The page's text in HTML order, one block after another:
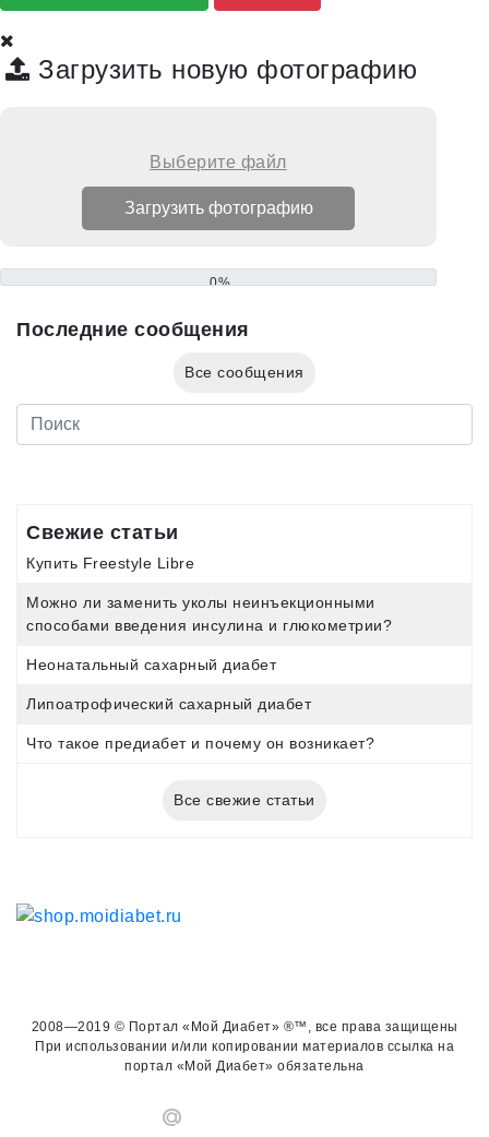
Загрузить новую фотографию
Выберите файл
0%
Последние сообщения
Все сообщения
Свежие статьи
Купить Freestyle Libre
Можно ли заменить уколы неинъекционными
способами введения инсулина и глюкометрии?
Неонатальный сахарный диабет
Липоатрофический сахарный диабет
Что такое предиабет и почему он возникает?
Все свежие статьи
2008—2019 © Портал «Мой Диабет» ®™, все права защищены
При использовании и/или копировании материалов ссылка на
портал «Мой Диабет» обязательна